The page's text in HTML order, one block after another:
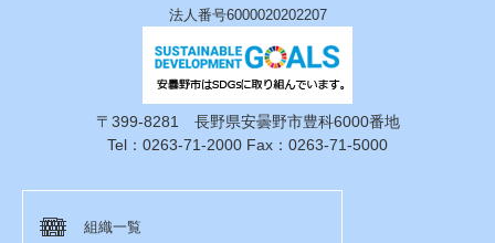
法人番号6000020202207
〒399-8281 長野県安曇野市豊科6000番地
Tel：0263-71-2000 Fax：0263-71-5000
組織一覧